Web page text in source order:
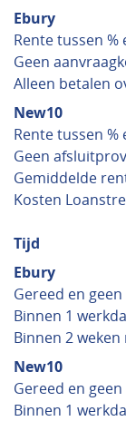
Ebury
Rente tussen %
Geen
Alleen betalen
New10
Rente tussen %
Geen
Gemiddelde
Kosten
Tijd
Ebury
Gereed en
Binnen 1
Binnen 2
New10
Gereed en
Binnen 1